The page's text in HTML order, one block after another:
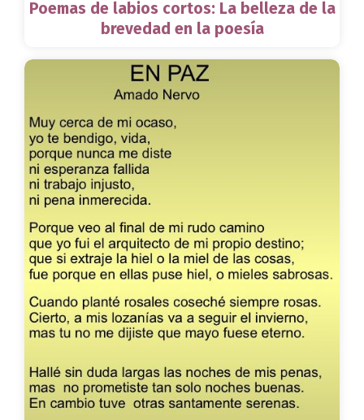
Poemas de labios cortos: La belleza de la
brevedad en la poesía